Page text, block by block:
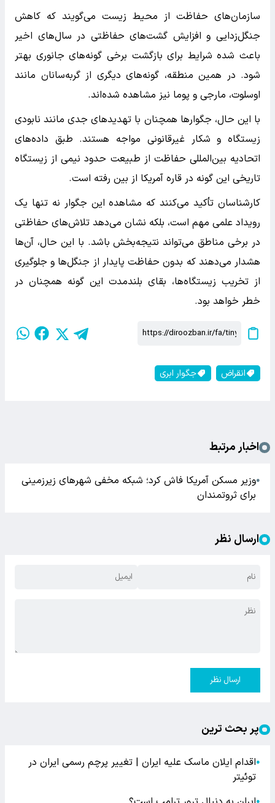
سازمان‌های حفاظت از محیط زیست می‌گویند که کاهش
جنگل‌زدایی و افزایش گشت‌های حفاظتی در سال‌های اخیر
باعث شده شرایط برای بازگشت برخی گونه‌های جانوری بهتر
شود. در همین منطقه، گونه‌های دیگری از گربه‌سانان مانند
اوسلوت، مارجی و پوما نیز مشاهده شده‌اند.
با این حال، جگوارها همچنان با تهدیدهای جدی مانند نابودی
زیستگاه و شکار غیرقانونی مواجه هستند. طبق داده‌های
اتحادیه بین‌المللی حفاظت از طبیعت حدود نیمی از زیستگاه
تاریخی این گونه در قاره آمریکا از بین رفته است.
کارشناسان تأکید می‌کنند که مشاهده این جگوار نه تنها یک
رویداد علمی مهم است، بلکه نشان می‌دهد تلاش‌های حفاظتی
در برخی مناطق می‌تواند نتیجه‌بخش باشد. با این حال، آن‌ها
هشدار می‌دهند که بدون حفاظت پایدار از جنگل‌ها و جلوگیری
از تخریب زیستگاه‌ها، بقای بلندمدت این گونه همچنان در
خطر خواهد بود.
انقراض جگوار ابری
اخبار مرتبط
●وزیر مسکن آمریکا فاش کرد؛ شبکه مخفی شهرهای زیرزمینی
برای ثروتمندان
ارسال نظر
ارسال نظر
پر بحث ترین
●اقدام ایلان ماسک علیه ایران | تغییر پرچم رسمی ایران در
توئیتر